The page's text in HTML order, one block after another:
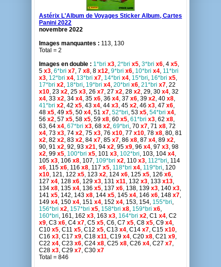
Astérix L'Album de Voyages Sticker Album, Cartes
Panini 2022
novembre 2022
Images manquantes : 113, 130
Total = 2
Images en double : 1*bri x3, 2*bri x5, 3*bri x6, 4 x5,
5 x3, 6*bri x7, 7 x8, 8 x12, 9*bri x6, 10*bri x4, 11*bri
x3, 12*bri x4, 13*bri x7, 14*bri x4, 15*bri, 16*bri x5,
17*bri x2, 18*bri, 19*bri x4, 20*bri x6, 21*bri x7, 22
x10, 23 x2, 25 x3, 26 x7, 27 x2, 28 x2, 29, 30 x4, 32
x4, 33 x2, 34 x4, 35 x6, 36 x4, 37 x6, 39 x2, 40 x8,
41*bri x2, 42 x5, 43 x4, 44 x3, 45 x2, 46 x3, 47 x6,
48 x5, 49 x5, 50 x4, 51 x7, 52*bri, 53 x5, 54*bri x4,
56 x2, 57 x5, 58 x5, 59 x8, 60 x5, 61*bri x3, 62 x8,
63, 64 x4, 67*bri x3, 68 x2, 69*bri, 70 x7, 71 x8, 72
x4, 73 x3, 74 x2, 75 x3, 76 x10, 77 x10, 78 x8, 80, 81
x2, 82 x2, 83 x2, 84 x7, 85 x7, 86 x8, 87 x4, 89 x2,
90, 91 x2, 92, 93 x21, 94 x2, 95 x9, 96 x4, 97 x3, 98
x2, 99 x5, 100*bri x5, 101 x3, 102*bri, 103, 104 x4,
105 x3, 106 x8, 107, 109*bri x2, 110 x3, 112*bri, 114
x6, 115 x6, 116 x8, 117 x5, 118*bri x4, 119*bri, 120
x10, 121, 122 x5, 123 x2, 124 x6, 125 x5, 126 x6,
127 x4, 128 x6, 129 x3, 131 x11, 132 x3, 133 x13,
134 x8, 135 x4, 136 x5, 137 x6, 138, 139 x3, 140 x3,
141 x5, 142, 143 x8, 144 x5, 145 x4, 146 x6, 148 x7,
149 x4, 150 x4, 151 x4, 152 x4, 153, 154, 155*bri,
156*bri x2, 157*bri x5, 158*bri x8, 159*bri x6,
160*bri, 161, 162 x3, 163 x3, 164*bri x2, C1 x4, C2
x9, C3 x6, C4 x7, C5 x5, C6, C7 x5, C8 x5, C9 x4,
C10 x5, C11 x5, C12 x5, C13 x4, C14 x7, C15 x10,
C16 x3, C17 x9, C18 x11, C19 x4, C20 x8, C21 x9,
C22 x4, C23 x6, C24 x8, C25 x8, C26 x4, C27 x7,
C28 x3, C29 x7, C30 x7
Total = 846